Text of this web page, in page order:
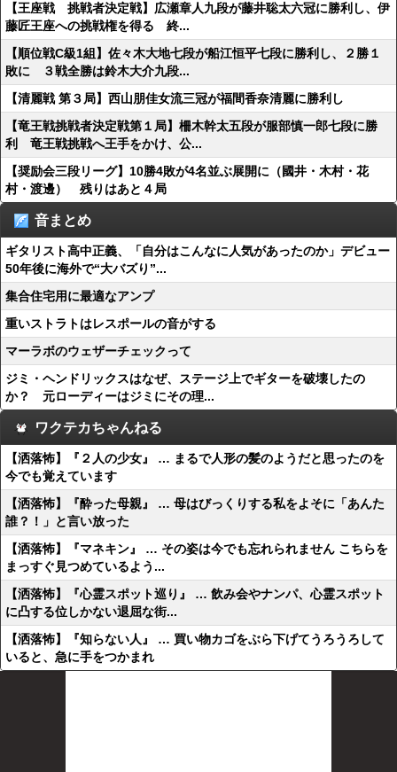
【王座戦 挑戦者決定戦】広瀬章人九段が藤井聡太六冠に勝利し、伊
藤匠王座への挑戦権を得る 終...
【順位戦C級1組】佐々木大地七段が船江恒平七段に勝利し、２勝１
敗に ３戦全勝は鈴木大介九段...
【清麗戦 第３局】西山朋佳女流三冠が福間香奈清麗に勝利し
【竜王戦挑戦者決定戦第１局】柵木幹太五段が服部慎一郎七段に勝
利 竜王戦挑戦へ王手をかけ、公...
【奨励会三段リーグ】10勝4敗が4名並ぶ展開に（國井・木村・花
村・渡邊） 残りはあと４局
音まとめ
ギタリスト高中正義、「自分はこんなに人気があったのか」デビュー
50年後に海外で“大バズり”...
集合住宅用に最適なアンプ
重いストラトはレスポールの音がする
マーラボのウェザーチェックって
ジミ・ヘンドリックスはなぜ、ステージ上でギターを破壊したの
か？ 元ローディーはジミにその理...
ワクテカちゃんねる
【洒落怖】『２人の少女』 … まるで人形の髪のようだと思ったのを
今でも覚えています
【洒落怖】『酔った母親』 … 母はびっくりする私をよそに「あんた
誰？！」と言い放った
【洒落怖】『マネキン』 … その姿は今でも忘れられません こちらを
まっすぐ見つめているよう...
【洒落怖】『心霊スポット巡り』 … 飲み会やナンパ、心霊スポット
に凸する位しかない退屈な街...
【洒落怖】『知らない人』 … 買い物カゴをぶら下げてうろうろして
いると、急に手をつかまれ